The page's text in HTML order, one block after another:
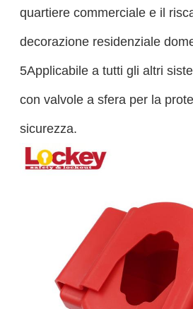
quartiere commerciale e il
decorazione residenziale
5Applicabile a tutti gli altri
con valvole a sfera per la
sicurezza.